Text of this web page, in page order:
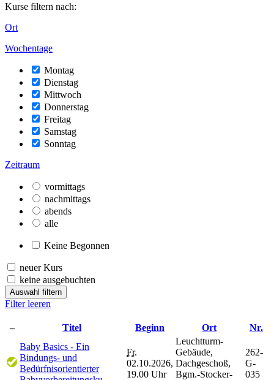
Kurse filtern nach:
Ort
Wochentage
Montag
Dienstag
Mittwoch
Donnerstag
Freitag
Samstag
Sonntag
Zeitraum
vormittags
nachmittags
abends
alle
Keine Begonnen
neuer Kurs
keine ausgebuchten
Auswahl filtern
Filter leeren
– Titel Beginn Ort
Nr.
Baby Basics - Ein
Bindungs- und
Bedürfnisorientierter
Fr.
02.10.2026,
19.00 Uhr
Leuchtturm-
Gebäude,
Dachgeschoß,
Bgm.-Stocker-
262-
G-
035